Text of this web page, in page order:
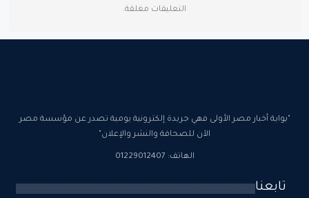
التعليقات مغلقة.
"بوابة أخبار مصر الأولى فهي جريدة إلكترونية يومية تصدر عن مؤسسة مصر
الآن للصحافة والنشر والإعلان"
الهاتف: 01229012407
تابعنا